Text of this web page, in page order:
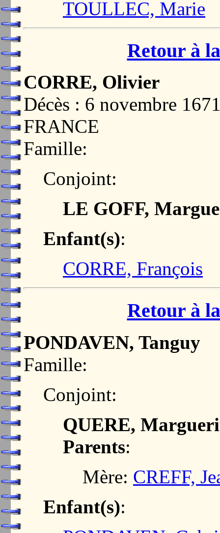
TOULLEC, Marie
Retour à
CORRE, Olivier
Décès : 6 novembre
FRANCE
Famille:
Conjoint:
LE GOFF,
Enfant(s):
CORRE, François
Retour à
PONDAVEN, Tanguy
Famille:
Conjoint:
QUERE,
Parents:
Mère: CREFF,
Enfant(s):